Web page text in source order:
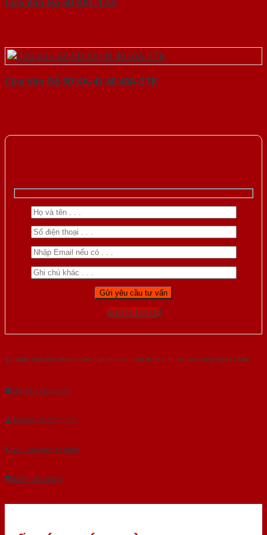
Cửa Vân Gỗ 5D KA-41.40.40A-3TK
Gọi 0976.169.864
Với kinh nghiệm nhiêu năm nghiên cứu cửa theo tiêu chuẩn công nghệ Châu
Gửi yêu cầu tư vấn
Tải báo giá tổng hợp
Yêu cầu gọi lại (3 phút)
Dành cho đại lý